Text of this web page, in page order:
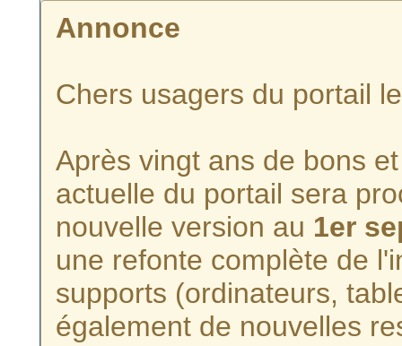
Annonce
Chers usagers du portail
Après vingt ans de bons
actuelle du portail sera
nouvelle version au 1er
une refonte complète de
supports (ordinateurs,
également de nouvelles